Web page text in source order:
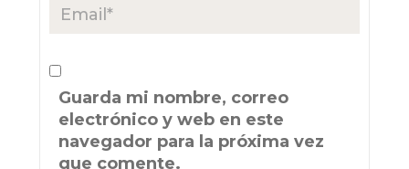
Guarda mi nombre, correo
electrónico y web en este
navegador para la próxima vez
que comente.